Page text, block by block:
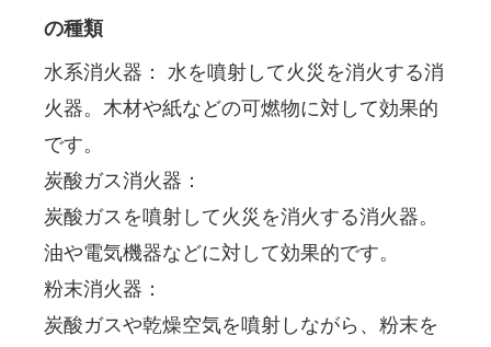
の種類
水系消火器： 水を噴射して火災を消火する消
火器。木材や紙などの可燃物に対して効果的
です。
炭酸ガス消火器：
炭酸ガスを噴射して火災を消火する消火器。
油や電気機器などに対して効果的です。
粉末消火器：
炭酸ガスや乾燥空気を噴射しながら、粉末を